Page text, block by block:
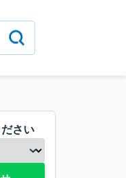
さい